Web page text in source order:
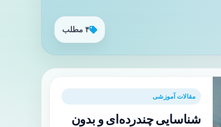
۴ مطلب
مقالات آموزشی
شناسایی چندرده‌ای و بدون